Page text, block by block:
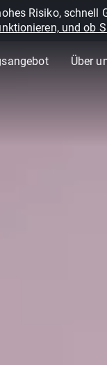
Risiko, schnell
und ob
Über